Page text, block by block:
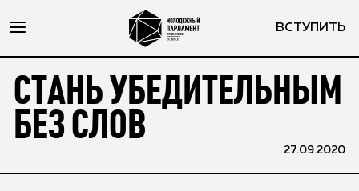
ВСТУПИТЬ
СТАНЬ УБЕДИТЕЛЬНЫМ
БЕЗ СЛОВ
27.09.2020